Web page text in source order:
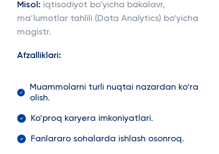
Misol: iqtisodiyot bo‘yicha bakalavr,
ma’lumotlar tahlili (Data Analytics) bo‘yicha
magistr.
Afzalliklari:
Muammolarni turli nuqtai nazardan ko‘ra
olish.
Ko‘proq karyera imkoniyatlari.
Fanlararo sohalarda ishlash osonroq.